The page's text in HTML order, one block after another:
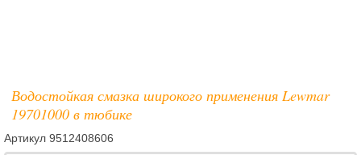
Водостойкая смазка широкого применения Lewmar
19701000 в тюбике
Артикул 9512408606